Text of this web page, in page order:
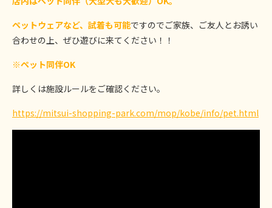
ペットウェアなど、試着も可能ですのでご家族、ご友人とお誘い
合わせの上、ぜひ遊びに来てください！！
※ペット同伴OK
詳しくは施設ルールをご確認ください。
https://mitsui-shopping-park.com/mop/kobe/info/pet.html